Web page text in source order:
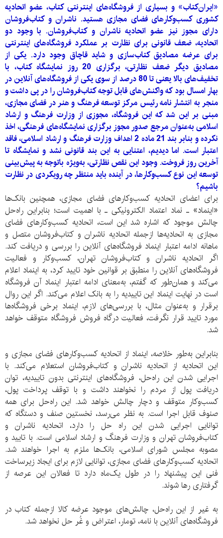
«ایران‌کتاب» و بسیاری از فروشگاه‌های اینترنتی کتاب، عضو اتحادیه
کشوری کسب‌وکار‌های فضای مجازی هستید. ناشران و کتاب‌فروشان
دارای مجوز نیز عضو اتحادیه ناشران و کتا‌ب‌فروشان. با وجود دو
اتحادیه، ضعف قانونی برای نظارت بر عملکرد فروشگاه‌های اینترنتی
برای عرضه مصادیق کتاب‌سازی و شاید قاچاق وجود دارد. یکی از
مصادیق دیگر ضعف نظارتی، برگزاری 20 روز نمایشگاه کتاب، با
تخفیف‌های بالا یعنی تا 80 درصد از سوی یکی از فروشگاه‌های آنلاین در
بهار امسال بود که واکنش‌های قابل توجه کتاب‌فروشان را در پی داشت و
منجر به‌ انتشار نامه رئیس مرکز توسعه فرهنگ و هنر در فضای مجازی،
مبنی بر این شد که این فروشگاه، مجوزی از وزارت فرهنگ و ارشاد
اسلامی به‌عنوان مرجع صدور مجوز برگزاری نمایشگاه‌های فرهنگی، اخذ
نکرده و بنابر بند 21 ماده 2 اهداف وزارت فرهنگ و ارشاد اسلامی، فاقد
اعتبار است. اما دیدیم، اعتنایی به این بند قانونی نشد و نمایشگاه تا
آخرین روز فروخت. وجود این نقص نظارتی، به‌ویژه با‌توجه به پیش‌بینی
توسعه این نوع کسب‌و‌کار‌‌ها، در آینده باید منتظر چه رویکردی در نظارت
باشیم؟
برای اعضای اتحادیه کسب‌وکار‌های فضای مجازی، همچنین بانک‌ها
«اینماد» ـ نماد اعتماد الکترونیکی ـ با اهمیت است؛ بنابراین راه‌حل
چالش موجود که اشاره شد این است، اتحادیه کسب‌و‌کار‌های فضای
مجازی به اتحادیه‌ها از‌جمله اتحادیه ناشران و کتا‌ب‌فروشان متصل و
ماهانه ادامه اعتبار اینماد فروشگاه‌های آنلاین را بررسی و دریافت کند.
اگر اتحادیه ناشران و کتاب‌فروشان تهران، کسب‌و‌کار و فعالیت
فروشگاه‌های آنلاین را منطبق بر قوانین خود تایید کرد، به اینماد اعلام
می‌کند و همان‌طور که گفتم، به‌معنای ادامه اعتبار اینماد آن فروشگاه
است در نهایت اینماد این تاییدیه را به بانک اعلام می‌کند. اگر این روال
برقرار و به‌عنوان مثال، با بررسی‌های لازم، اینماد برخی فروشگاه‌ها
مورد تایید قرار نگرفت، فعالیت درگاه فروش فروشگاه متوقف خواهد
شد.
بنابراین به‌طور خلاصه، اینماد از اتحادیه کسب‌وکار‌های فضای مجازی و
این اتحادیه از اتحادیه ناشران و کتاب‌فروشان استعلام می‌کند. با
اجرایی شدن این راه‌حل، فروشگاه‌های اینترنتی بدون تاییدیه، توان
دریافت پول از مردم را نخواهند داشت و با توقف پرداخت پول،
کسب‌و‌کار متوقف و دچار چالش خواهد شد. این راه‌حل برای همه
صنوف قابل اجرا است. به نظر می‌رسد، نخستین صنف و دستگاه که
توانایی اجرایی شدن این راه حل را دارد، اتحادیه ناشران و
کتاب‌فروشان تهران و وزارت فرهنگ و ارشاد اسلامی است. با تایید و
مصوبه مجلس شورای اسلامی، بانک‌ها ملزم به اجرا خواهند شد.
اتحادیه کسب‌و‌کار‌های فضای مجازی، توانایی لازم برای ایجاد زیرساخت
فنی این پیشنهاد را در طول یک‌‌ماه دارد تا فعالان این عرصه از
گرفتاری رها شوند.
به غیر از این راه‌حل، چالش‌های موجود عرضه کالا از‌جمله کتاب در
فروشگاه‌های آنلاین با نامه، تومار، اعتراض و غُر حل نخواهد شد.